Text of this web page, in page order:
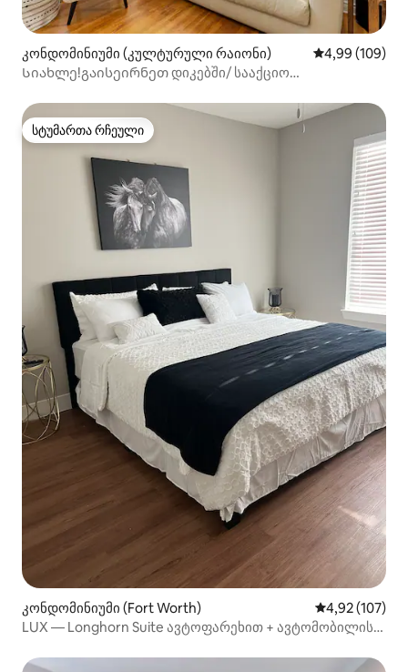
კონდომინიუმი (კულტურული რაიონი) საშუალო
4,99 (109)
Სიახლე!გაისეირნეთ დიკებში/ სააქციო
სტუმართა რჩეული
სტუმართა რჩეული
კონდომინიუმი (Fort Worth) საშუალო
4,92 (107)
LUX — Longhorn Suite ავტოფარეხით + ავტომობილის